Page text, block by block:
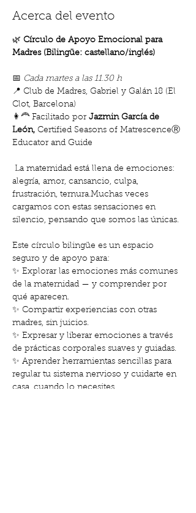
Acerca del evento
🌿 Círculo de Apoyo Emocional para
Madres (Bilingüe: castellano/inglés)
📅 Cada martes a las 11.30 h
📍 Club de Madres, Gabriel y Galán 18 (El
Clot, Barcelona)
👩‍🦰 Facilitado por Jazmin García de
León, Certified Seasons of MatrescenceⓇ
Educator and Guide
alegría, amor, cansancio, culpa,
frustración, ternura.Muchas veces
cargamos con estas sensaciones en
silencio, pensando que somos las únicas.
Este círculo bilingüe es un espacio
seguro y de apoyo para:
✨ Explorar las emociones más comunes
de la maternidad — y comprender por
qué aparecen.
✨ Compartir experiencias con otras
madres, sin juicios.
✨ Expresar y liberar emociones a través
de prácticas corporales suaves y guiadas.
✨ Aprender herramientas sencillas para
regular tu sistema nervioso y cuidarte en
casa, cuando lo necesites.